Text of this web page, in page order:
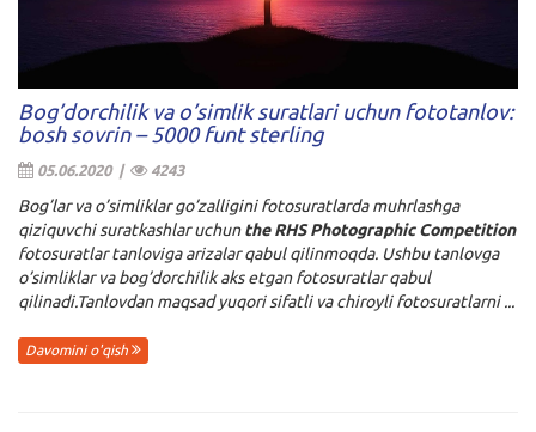
Bog’dorchilik va o’simlik suratlari uchun fototanlov:
bosh sovrin – 5000 funt sterling
05.06.2020 | 4243
Bog’lar va o’simliklar go’zalligini fotosuratlarda muhrlashga
qiziquvchi suratkashlar uchunthe RHS Photographic Competition
fotosuratlar tanloviga arizalar qabul qilinmoqda. Ushbu tanlovga
o’simliklar va bog’dorchilik aks etgan fotosuratlar qabul
qilinadi.Tanlovdan maqsad yuqori sifatli va chiroyli fotosuratlarni ...
Davomini o'qish